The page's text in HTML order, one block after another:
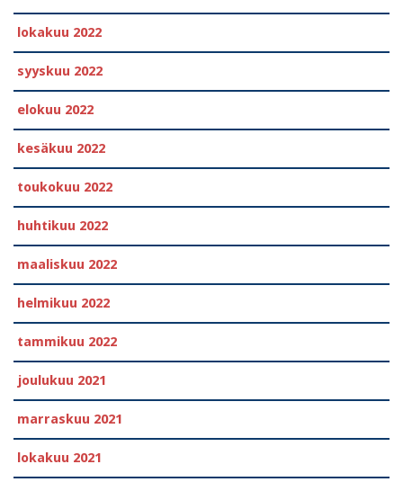
lokakuu 2022
syyskuu 2022
elokuu 2022
kesäkuu 2022
toukokuu 2022
huhtikuu 2022
maaliskuu 2022
helmikuu 2022
tammikuu 2022
joulukuu 2021
marraskuu 2021
lokakuu 2021